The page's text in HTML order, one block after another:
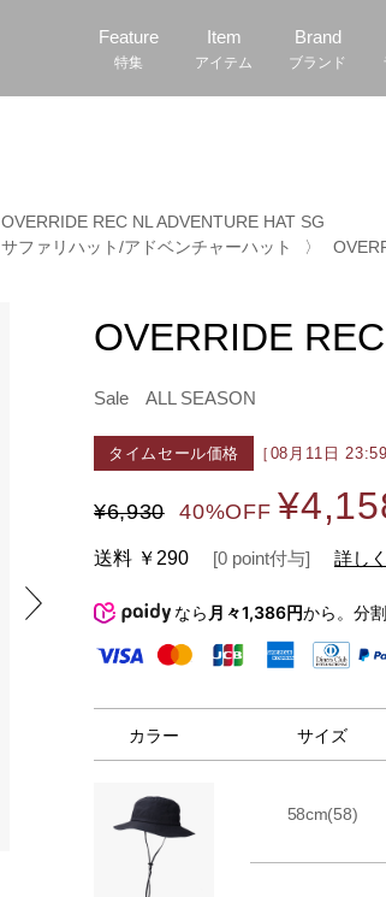
Feature
特集
Item
アイテム
Brand
ブランド
OVERRIDE REC NL ADVENTURE HAT SG
サファリハット/アドベンチャーハット 〉
OVERRIDE
Sale ALL SEASON
タイムセール価格 ［08月11日
¥6,930 40%OFF
送料 ￥290 [0 point付与] 詳し
なら 月々1,386円から。分
カラー サイズ
58cm(58)